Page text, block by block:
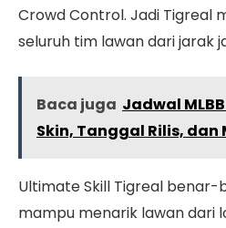
Crowd Control. Jadi Tigreal
seluruh tim lawan dari jarak
Baca juga Jadwal
Skin, Tanggal Rilis, dan
Ultimate Skill Tigreal benar-
mampu menarik lawan dari